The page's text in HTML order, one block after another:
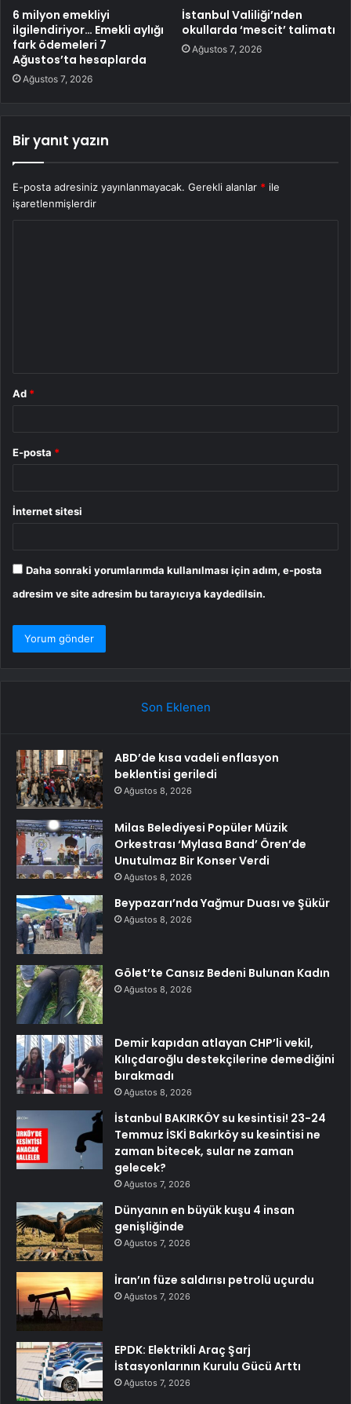
6 milyon emekliyi
ilgilendiriyor… Emekli aylığı
fark ödemeleri 7
Ağustos’ta hesaplarda
Ağustos 7, 2026
İstanbul Valiliği’nden
okullarda ‘mescit’ talimatı
Ağustos 7, 2026
Bir yanıt yazın
E-posta adresiniz yayınlanmayacak. Gerekli alanlar * ile
işaretlenmişlerdir
Ad *
E-posta *
İnternet sitesi
Daha sonraki yorumlarımda kullanılması için adım, e-posta
adresim ve site adresim bu tarayıcıya kaydedilsin.
Son Eklenen
ABD’de kısa vadeli enflasyon
beklentisi geriledi
Ağustos 8, 2026
Milas Belediyesi Popüler Müzik
Orkestrası ‘Mylasa Band’ Ören’de
Unutulmaz Bir Konser Verdi
Ağustos 8, 2026
Beypazarı’nda Yağmur Duası ve Şükür
Ağustos 8, 2026
Gölet’te Cansız Bedeni Bulunan Kadın
Ağustos 8, 2026
Demir kapıdan atlayan CHP’li vekil,
Kılıçdaroğlu destekçilerine demediğini
bırakmadı
Ağustos 8, 2026
İstanbul BAKIRKÖY su kesintisi! 23-24
Temmuz İSKİ Bakırköy su kesintisi ne
zaman bitecek, sular ne zaman
gelecek?
Ağustos 7, 2026
Dünyanın en büyük kuşu 4 insan
genişliğinde
Ağustos 7, 2026
İran’ın füze saldırısı petrolü uçurdu
Ağustos 7, 2026
EPDK: Elektrikli Araç Şarj
İstasyonlarının Kurulu Gücü Arttı
Ağustos 7, 2026